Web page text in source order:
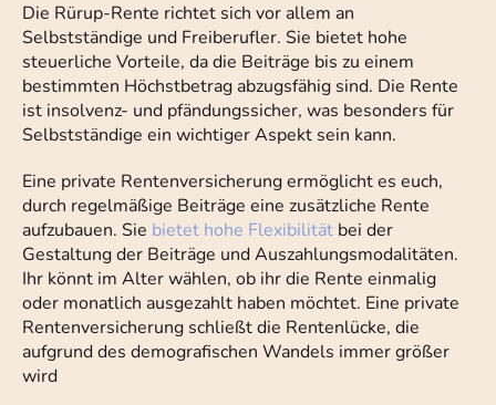
Die Rürup-Rente richtet sich vor allem an
Selbstständige und Freiberufler. Sie bietet hohe
steuerliche Vorteile, da die Beiträge bis zu einem
bestimmten Höchstbetrag abzugsfähig sind. Die Rente
ist insolvenz- und pfändungssicher, was besonders für
Selbstständige ein wichtiger Aspekt sein kann.
Eine private Rentenversicherung ermöglicht es euch,
durch regelmäßige Beiträge eine zusätzliche Rente
aufzubauen. Sie bietet hohe Flexibilität bei der
Gestaltung der Beiträge und Auszahlungsmodalitäten.
Ihr könnt im Alter wählen, ob ihr die Rente einmalig
oder monatlich ausgezahlt haben möchtet. Eine private
Rentenversicherung schließt die Rentenlücke, die
aufgrund des demografischen Wandels immer größer
wird